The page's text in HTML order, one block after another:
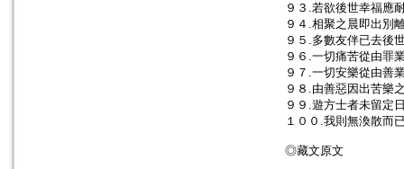
９３.若欲後世幸福應
９４.相聚之晨即出別
９５.多數友伴已去後
９６.一切痛苦從由罪
９７.一切安樂從由善
９８.由善惡因出苦樂
９９.遊方士者未留定
１００.我則無渙散而
◎藏文原文